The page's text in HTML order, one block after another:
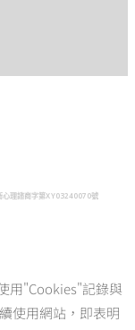
理諮商字第XY03240070號​​
用"Cookies"記錄與
使用網站，即表明